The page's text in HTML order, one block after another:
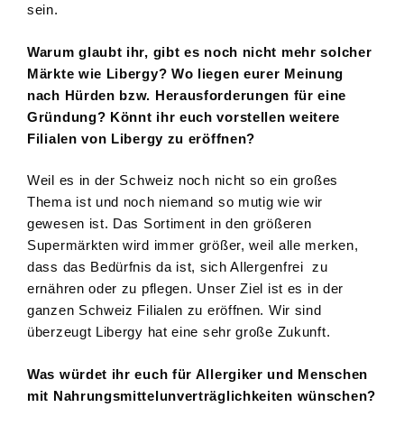
sein.
Warum glaubt ihr, gibt es noch nicht mehr solcher
Märkte wie Libergy? Wo liegen eurer Meinung
nach Hürden bzw. Herausforderungen für eine
Gründung? Könnt ihr euch vorstellen weitere
Filialen von Libergy zu eröffnen?
Weil es in der Schweiz noch nicht so ein großes
Thema ist und noch niemand so mutig wie wir
gewesen ist. Das Sortiment in den größeren
Supermärkten wird immer größer, weil alle merken,
dass das Bedürfnis da ist, sich Allergenfrei zu
ernähren oder zu pflegen. Unser Ziel ist es in der
ganzen Schweiz Filialen zu eröffnen. Wir sind
überzeugt Libergy hat eine sehr große Zukunft.
Was würdet ihr euch für Allergiker und Menschen
mit Nahrungsmittelunverträglichkeiten wünschen?